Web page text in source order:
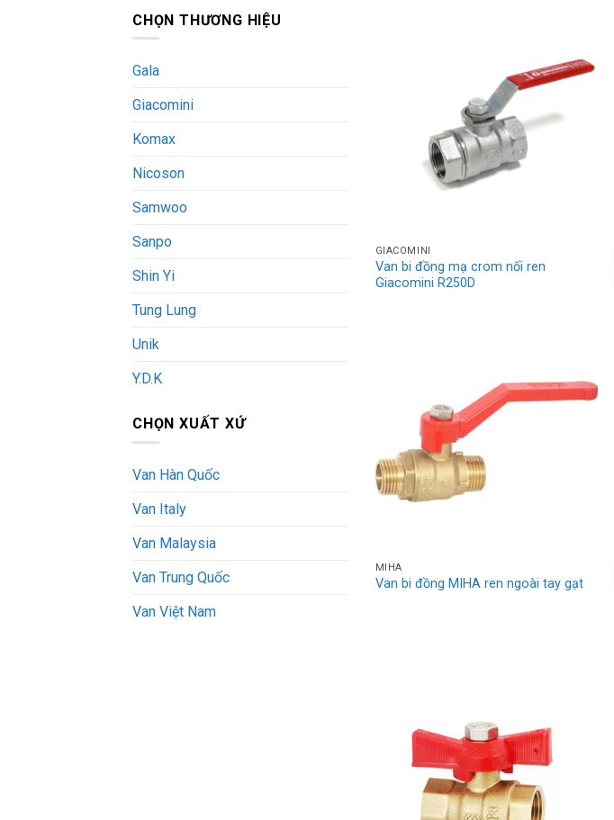
CHỌN THƯƠNG HIỆU
Gala
Giacomini
Komax
Nicoson
Samwoo
Sanpo
Shin Yi
Tung Lung
Unik
Y.D.K
CHỌN XUẤT XỨ
Van Hàn Quốc
Van Italy
Van Malaysia
Van Trung Quốc
Van Việt Nam
GIACOMINI
Van bi đồng mạ crom nối ren
Giacomini R250D
MIHA
Van bi đồng MIHA ren ngoài tay gạt